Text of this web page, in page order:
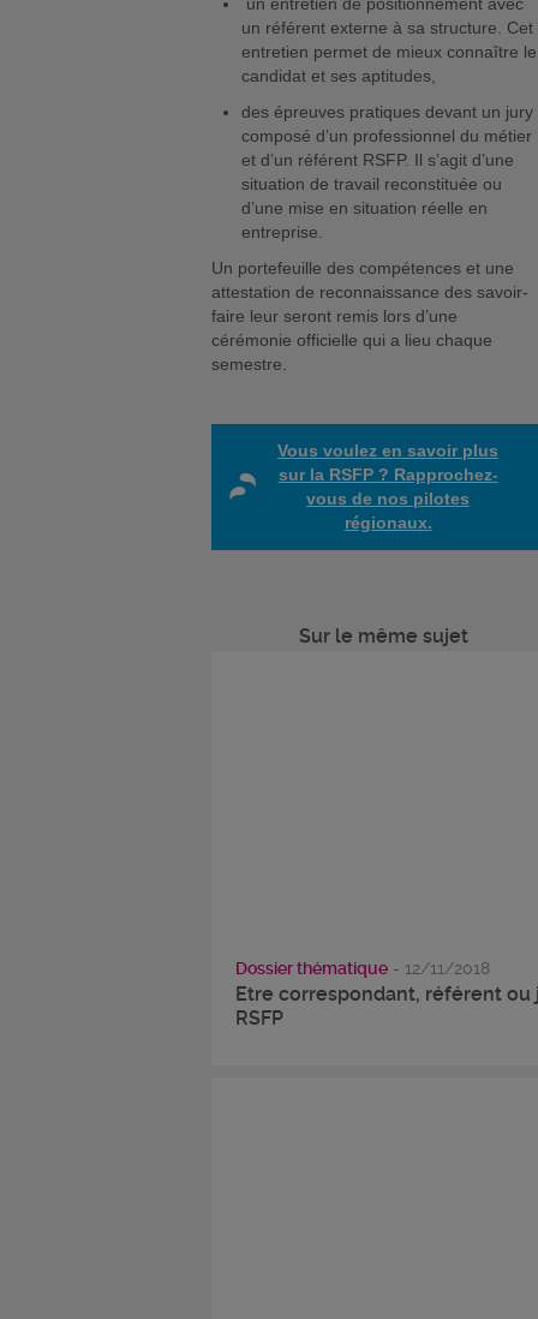
un référent externe à sa structure. Cet
entretien permet de mieux connaître le
candidat et ses aptitudes,
des épreuves pratiques devant un jury
composé d’un professionnel du métier
et d’un référent RSFP. Il s’agit d’une
situation de travail reconstituée ou
d’une mise en situation réelle en
entreprise.
Un portefeuille des compétences et une
attestation de reconnaissance des savoir-
faire leur seront remis lors d’une
cérémonie officielle qui a lieu chaque
semestre.
Vous voulez en savoir plus
sur la RSFP ? Rapprochez-
vous de nos pilotes
régionaux.
Sur le même sujet
Dossier thématique - 12/11/2018
Etre correspondant, référent ou
RSFP